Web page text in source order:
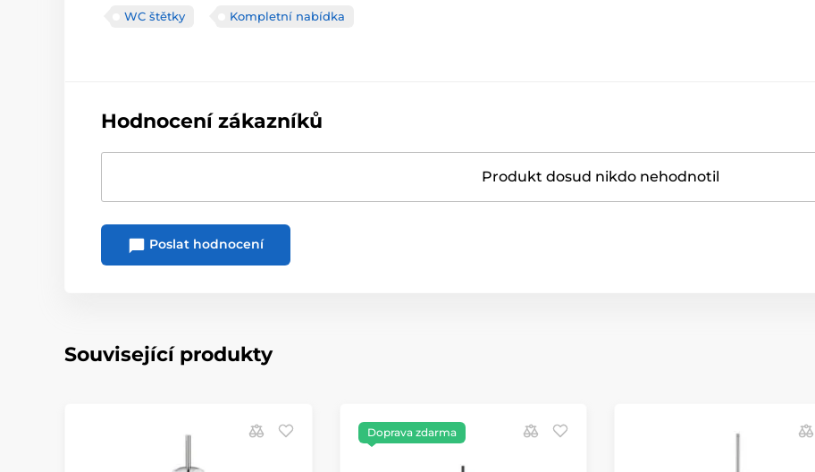
WC štětky Kompletní nabídka
Hodnocení zákazníků
Produkt dosud nikdo nehodnotil
Poslat hodnocení
Související produkty
Doprava zdarma